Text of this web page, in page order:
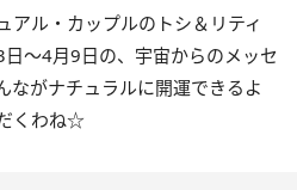
ル・カップルのトシ＆リティ
日〜4月9日の、宇宙からのメッセ
ながナチュラルに開運できるよ
くわね☆